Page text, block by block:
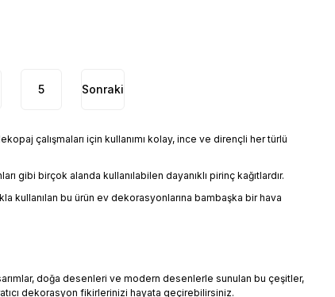
5
çalışmaları için kullanımı kolay, ince ve dirençli her türlü
gibi birçok alanda kullanılabilen dayanıklı pirinç kağıtlardır.
kullanılan bu ürün ev dekorasyonlarına bambaşka bir hava
doğa desenleri ve modern desenlerle sunulan bu çeşitler,
dekorasyon fikirlerinizi hayata geçirebilirsiniz.